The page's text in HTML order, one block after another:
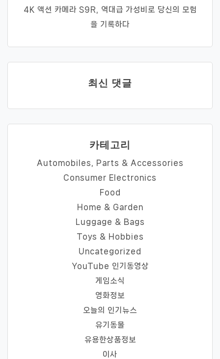
4K 액션 카메라 S9R, 역대급 가성비로 당신의 모험
을 기록하다
최신 댓글
카테고리
Automobiles, Parts & Accessories
Consumer Electronics
Food
Home & Garden
Luggage & Bags
Toys & Hobbies
Uncategorized
YouTube 인기동영상
게임소식
영화정보
오늘의 인기뉴스
유기동물
유용한상품정보
이사